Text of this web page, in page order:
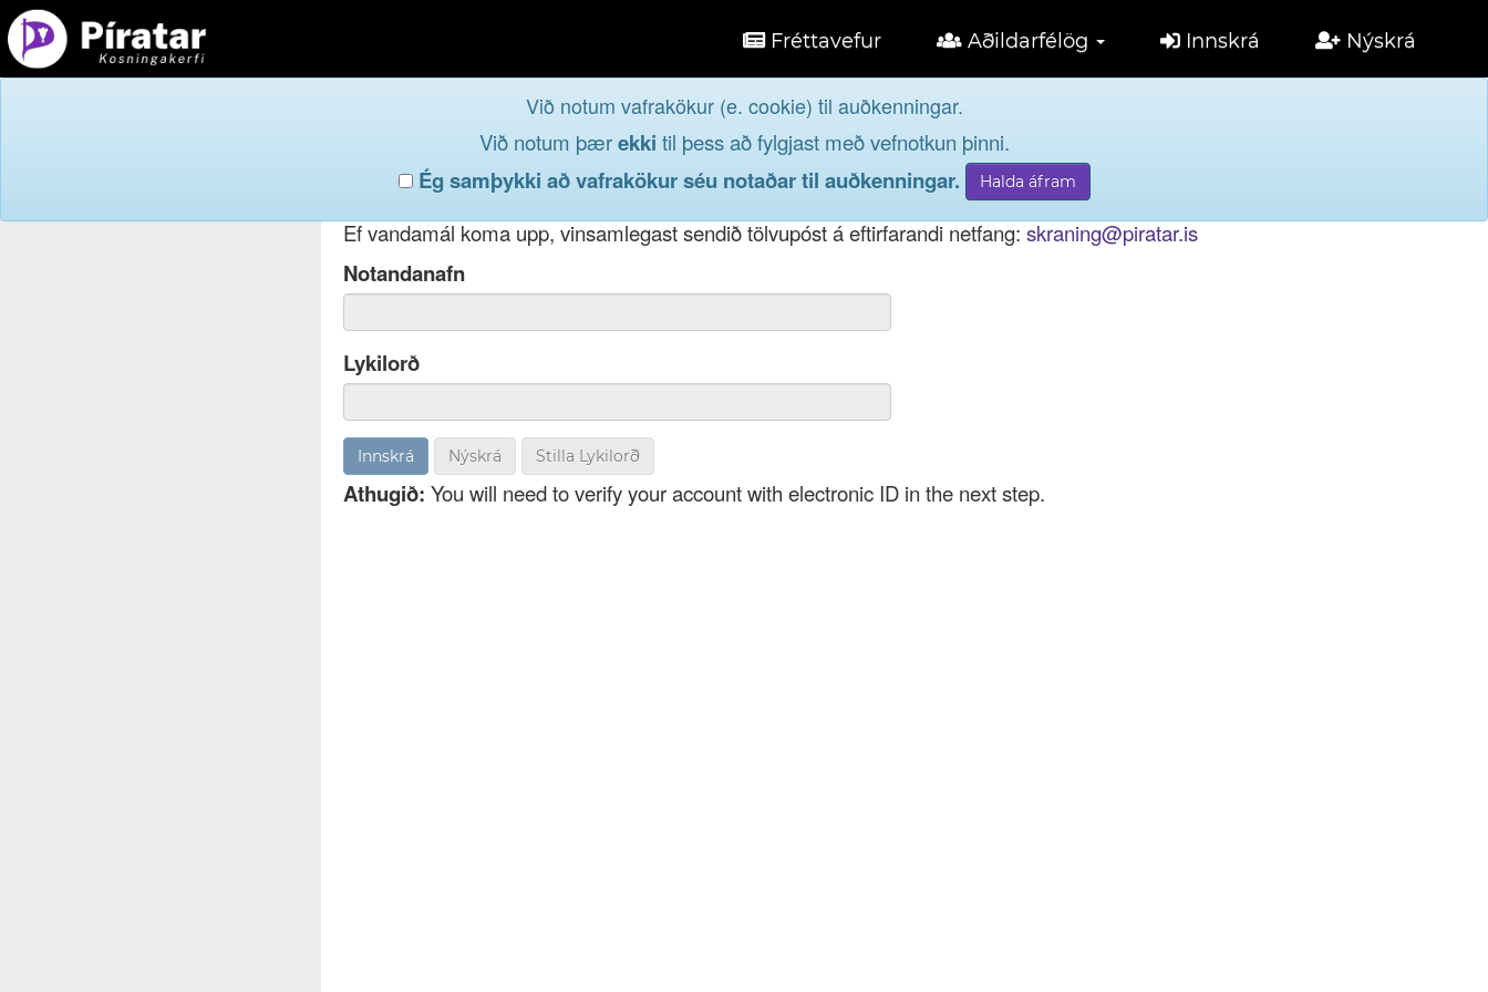
Fréttavefur Aðildarfélög Innskrá Nýskrá
Við notum vafrakökur (e. cookie) til auðkenningar.
Við notum þærekki til þess að fylgjast með vefnotkun þinni.
Ég samþykki að vafrakökur séu notaðar til auðkenningar.
Innskráog taktu þátt í lýðræðinu...
Ef þú hefur gleymt notendanafni þínu, þá má einnig nota netfang eða kennitölu til innskráningar.
Ef vandamál koma upp, vinsamlegast sendið tölvupóst á eftirfarandi netfang: skraning@piratar.is
Notandanafn
Lykilorð
Nýskrá Stilla Lykilorð
Athugið: You will need to verify your account with electronic ID in the next step.